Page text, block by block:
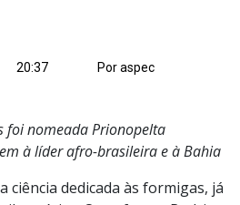
20:37 Por aspec
foi nomeada Prionopelta
à líder afro-brasileira e à Bahia
ciência dedicada às formigas, já